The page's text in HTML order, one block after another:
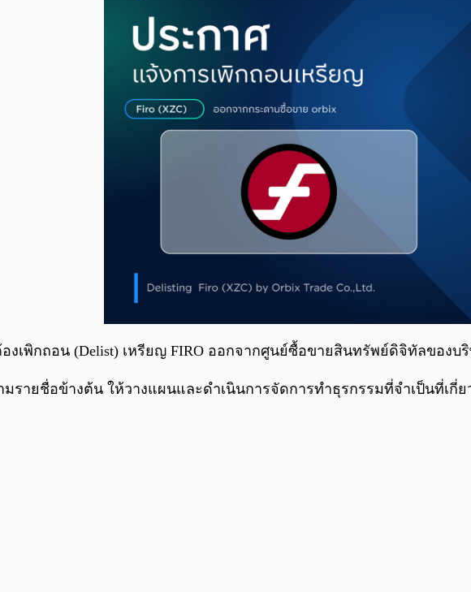
งเพิกถอน (Delist) เหรียญ FIRO ออกจากศูนย์ซื้อขายสินทรัพย์ดิจิทัลของบ
ายชื่อข้างต้น ให้วางแผนและดำเนินการจัดการทำธุรกรรมที่จำเป็นที่เกี่